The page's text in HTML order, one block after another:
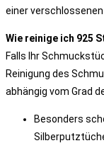
einer
Wie reinige ich 925
Falls Ihr
Reinigung des
abhängig vom Grad
Besonders